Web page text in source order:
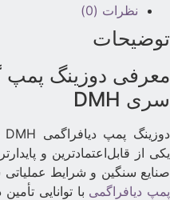
نظرات (0)
توضیحات
معرفی دوزینگ پمپ
سری DMH
از قابل‌اعتمادترین و
صنایع سنگین و شرایط
پمپ دیافراگمی